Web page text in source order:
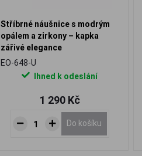
Stříbrné náušnice s modrým
opálem a zirkony – kapka
zářivé elegance
EO-648-U
Ihned k odeslání
1 290 Kč
Do košíku